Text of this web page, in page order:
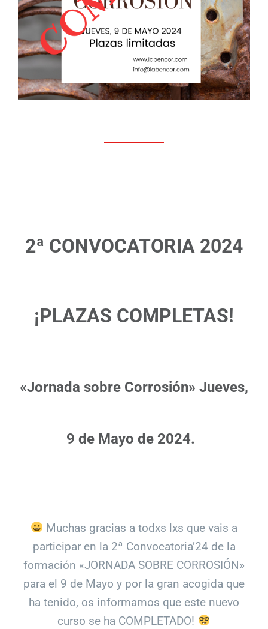
2ª CONVOCATORIA 2024
¡PLAZAS COMPLETAS!
«Jornada sobre Corrosión» Jueves,
9 de Mayo de 2024.
Muchas gracias a todxs lxs que vais a
participar en la 2ª Convocatoria’24 de la
formación «JORNADA SOBRE CORROSIÓN»
para el 9 de Mayo y por la gran acogida que
ha tenido, os informamos que este nuevo
curso se ha COMPLETADO!